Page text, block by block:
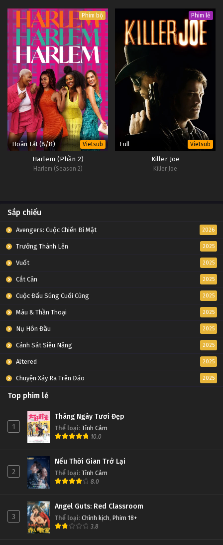
Phim bộ
Hoàn Tất (8/8) Vietsub
Harlem (Phần 2)
Harlem (Season 2)
Phim lẻ
Full Vietsub
Killer Joe
Killer Joe
Sắp chiếu
Avengers: Cuộc Chiến Bí Mật 2026
Trưởng Thành Lên 2025
Vuốt 2025
Cắt Cân 2025
Cuộc Đấu Súng Cuối Cùng 2025
Máu & Thần Thoại 2025
Nụ Hôn Đầu 2025
Cảnh Sát Siêu Năng 2025
Altered 2025
Chuyện Xảy Ra Trên Đảo 2025
Top phim lẻ
1
Tháng Ngày Tươi Đẹp
Thể loại: Tình Cảm
10.0
2
Nếu Thời Gian Trở Lại
Thể loại: Tình Cảm
8.0
3
Angel Guts: Red Classroom
Thể loại: Chính kịch, Phim 18+
3.8